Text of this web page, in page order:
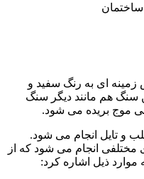
ساختمان
ای به رنگ سفید و
هم مانند دیگر سنگ
موج بریده می شود.
و تایل انجام می شود.
انجام می شود که از
موارد ذیل اشاره کرد: